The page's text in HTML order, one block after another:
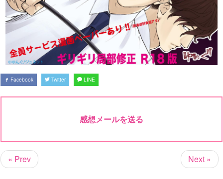
Facebook Twitter LINE
感想メールを送る
« Prev Next »